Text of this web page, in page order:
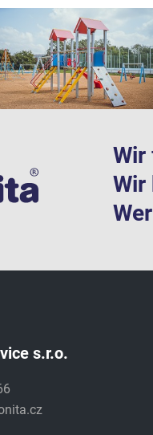
Wir
Wir
s.r.o.